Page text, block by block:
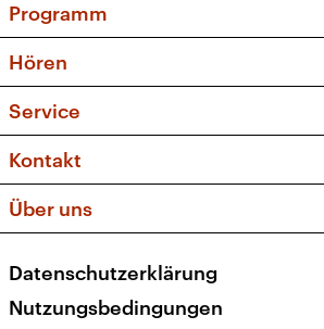
Programm
Sendungen und Podcasts
Musikliste
Kakadu – Das Kinderprogramm
Hören
Frequenzen (UKW + DAB+)
Service
FAQ
Apps
Newsletter
Veranstaltungen
Kontakt
Social Media
Über uns
Presse
Karriere
Datenschutzerklärung
Nutzungsbedingungen